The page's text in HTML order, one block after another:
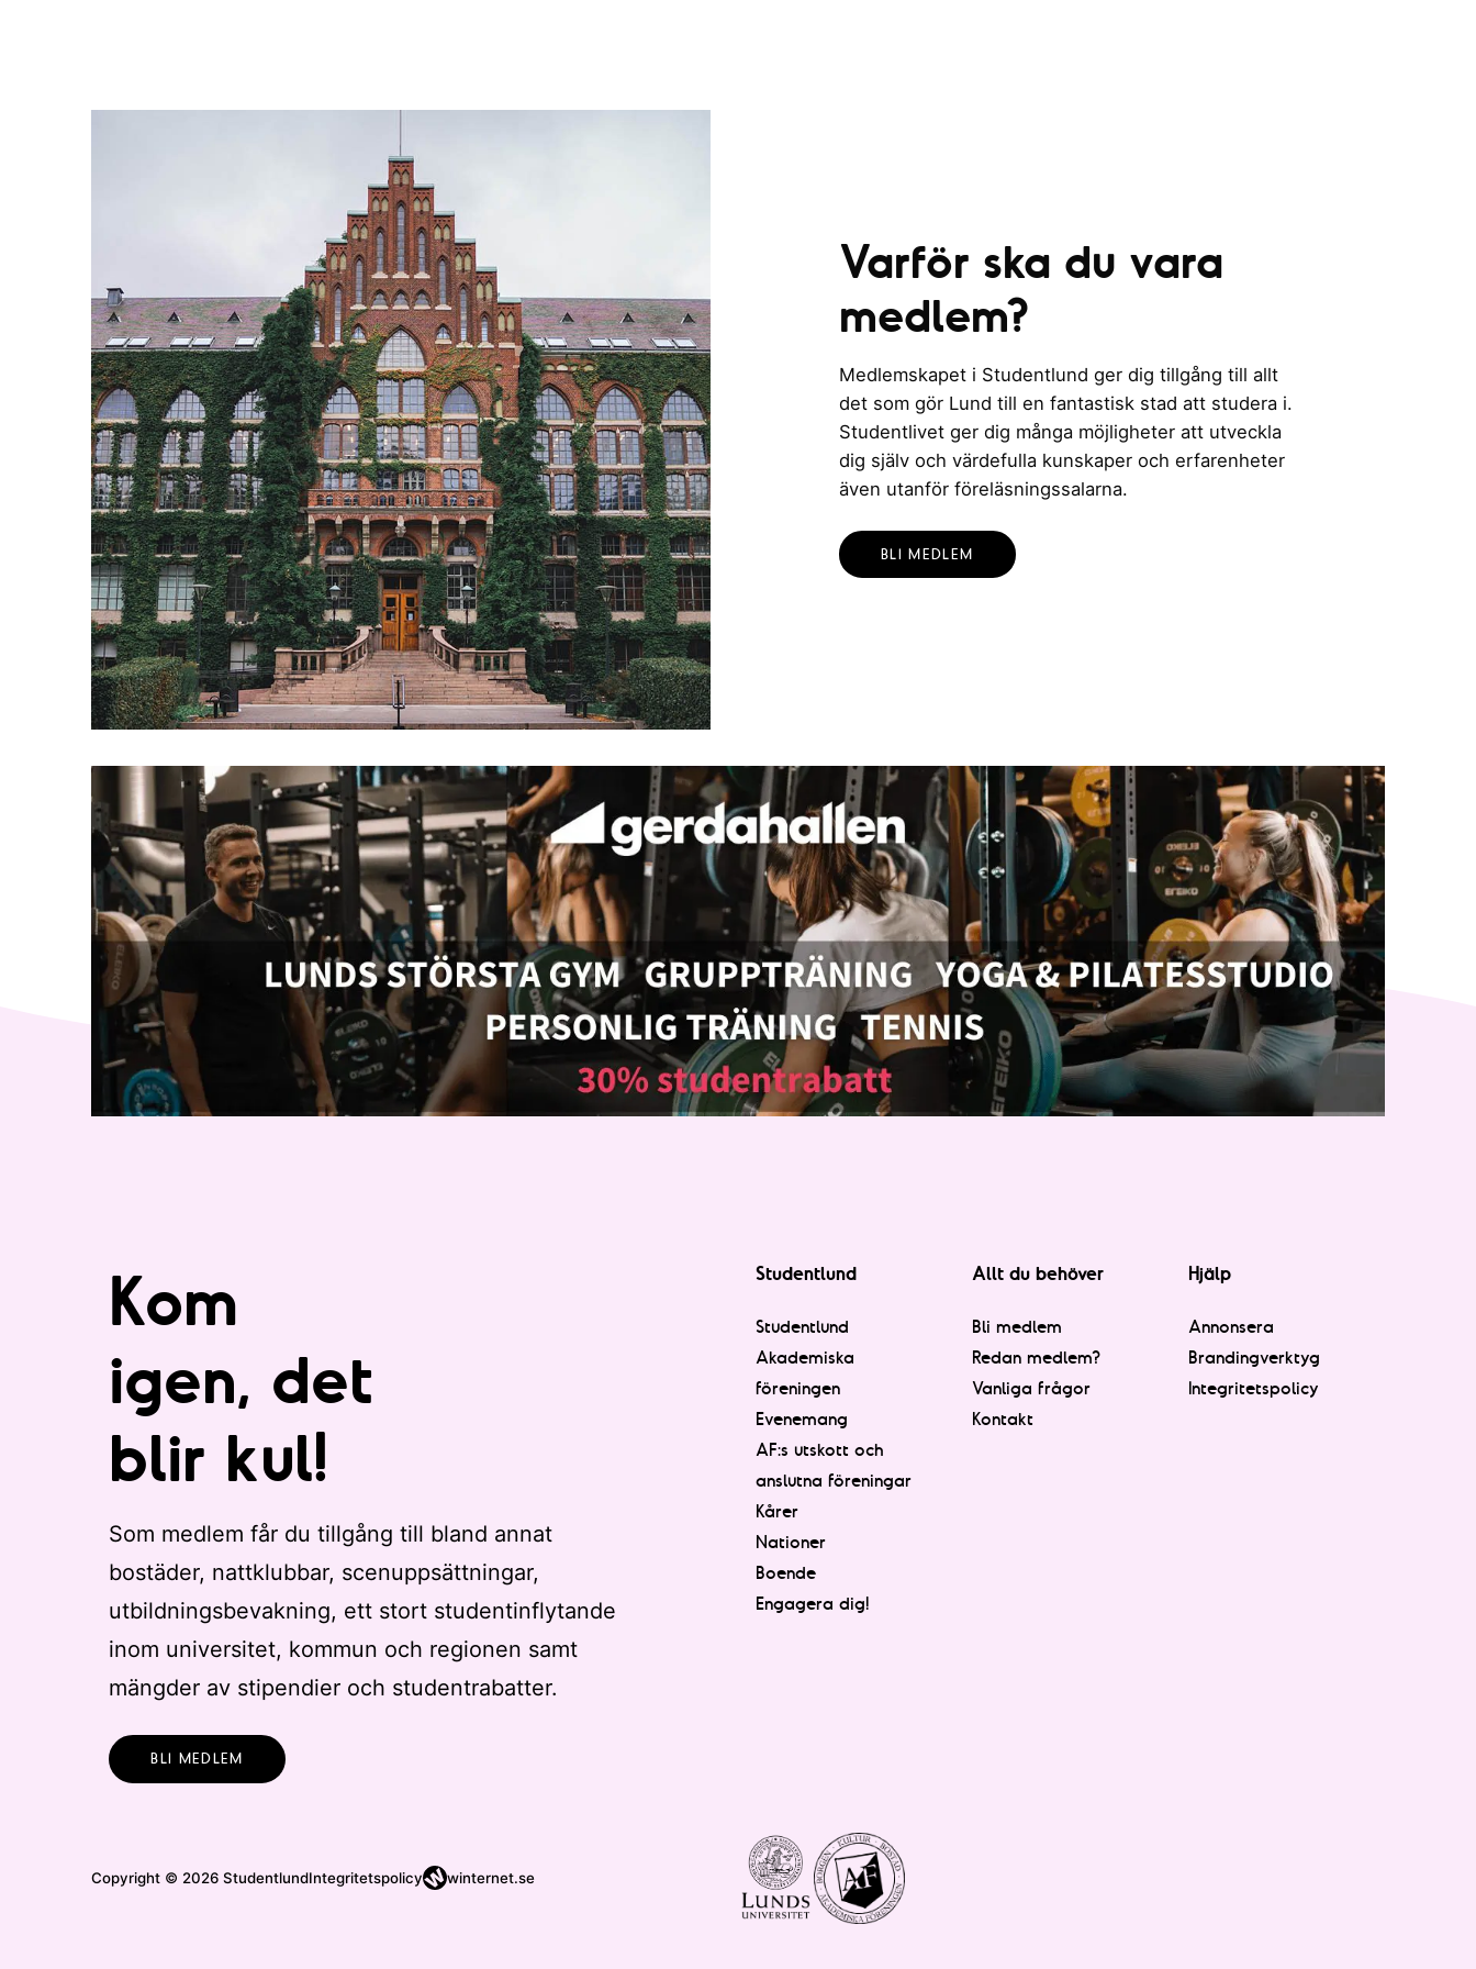
Varför ska du vara
medlem?
Medlemskapet i Studentlund ger dig tillgång till allt
det som gör Lund till en fantastisk stad att studera i.
Studentlivet ger dig många möjligheter att utveckla
dig själv och värdefulla kunskaper och erfarenheter
även utanför föreläsningssalarna.
BLI MEDLEM
Kom
igen, det
blir kul!
Som medlem får du tillgång till bland annat
bostäder, nattklubbar, scenuppsättningar,
utbildningsbevakning, ett stort studentinflytande
inom universitet, kommun och regionen samt
mängder av stipendier och studentrabatter.
BLI MEDLEM
Studentlund
Studentlund
Akademiska
föreningen
Evenemang
AF:s utskott och
anslutna föreningar
Kårer
Nationer
Boende
Engagera dig!
Allt du behöver
Bli medlem
Redan medlem?
Vanliga frågor
Kontakt
Hjälp
Annonsera
Brandingverktyg
Integritetspolicy
Copyright © 2026 StudentlundIntegritetspolicy winternet.se